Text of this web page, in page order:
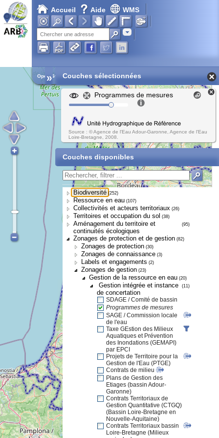
Accueil Aide WMS
Adresse
Open Street Map
» Couches sélectionnées
Programmes de mesures
Source : © Agence de l'Eau Adour-Garonne, Agence de l'Eau
Loire-Bretagne, 2008.
Couches disponibles
Biodiversité (252)
Ressource en eau (107)
Collectivités et acteurs territoriaux (26)
Territoires et occupation du sol (38)
Aménagement du territoire et
continuités écologiques
(95)
Zonages de protection et de gestion (82)
Zonages de protection (30)
Zonages de connaissance (3)
Labels et engagements (2)
Zonages de gestion (23)
Gestion de la ressource en eau (20)
Gestion intégrée et instance
de concertation
(11)
SDAGE / Comité de bassin
Programmes de mesures
SAGE / Commission locale
de l'eau
Taxe GEstion des Milieux
Aquatiques et Prévention
des Inondations (GEMAPI)
par EPCI
Projets de Territoire pour la
Gestion de l'Eau (PTGE)
Contrats de milieu
Plans de Gestion des
Etiages (bassin Adour-
Garonne)
Contrats Territoriaux de
Gestion Quantitative (CTGQ)
(Bassin Loire-Bretagne en
Nouvelle-Aquitaine)
Contrats Territoriaux bassin
Loire-Bretagne (Milieux